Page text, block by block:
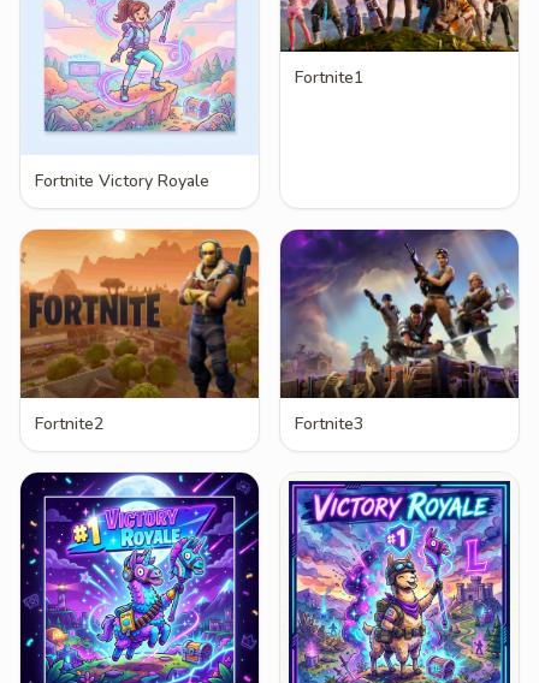
Fortnite Victory Royale
Fortnite1
Fortnite2 Fortnite3